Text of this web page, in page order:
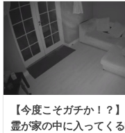
【今度こそガチか！？
霊が家の中に入ってく